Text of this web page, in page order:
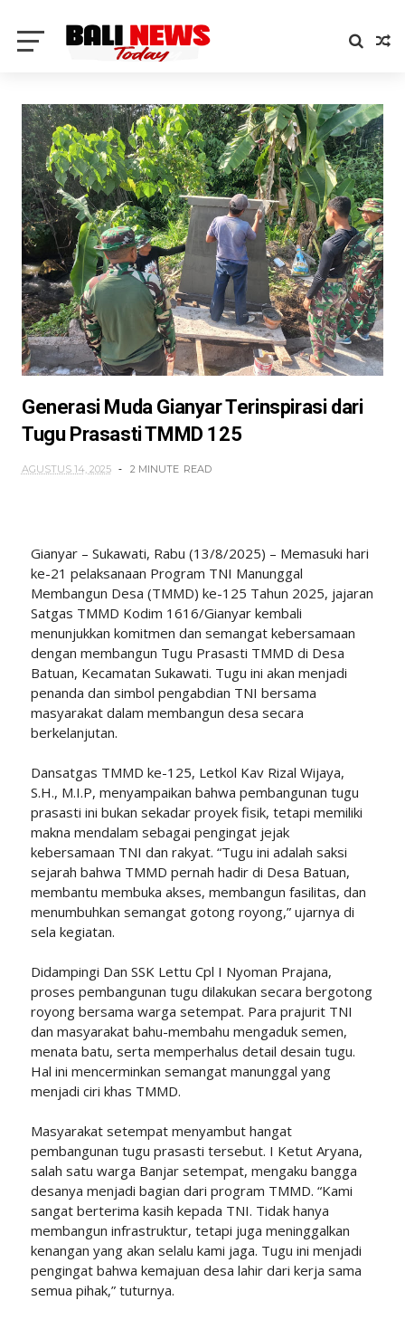
Generasi Muda Gianyar Terinspirasi dari
Tugu Prasasti TMMD 125
AGUSTUS 14, 2025 2 MINUTE READ
Gianyar – Sukawati, Rabu (13/8/2025) – Memasuki hari
ke-21 pelaksanaan Program TNI Manunggal
Membangun Desa (TMMD) ke-125 Tahun 2025, jajaran
Satgas TMMD Kodim 1616/Gianyar kembali
menunjukkan komitmen dan semangat kebersamaan
dengan membangun Tugu Prasasti TMMD di Desa
Batuan, Kecamatan Sukawati. Tugu ini akan menjadi
penanda dan simbol pengabdian TNI bersama
masyarakat dalam membangun desa secara
berkelanjutan.
Dansatgas TMMD ke-125, Letkol Kav Rizal Wijaya,
S.H., M.I.P, menyampaikan bahwa pembangunan tugu
prasasti ini bukan sekadar proyek fisik, tetapi memiliki
makna mendalam sebagai pengingat jejak
kebersamaan TNI dan rakyat. “Tugu ini adalah saksi
sejarah bahwa TMMD pernah hadir di Desa Batuan,
membantu membuka akses, membangun fasilitas, dan
menumbuhkan semangat gotong royong,” ujarnya di
sela kegiatan.
Didampingi Dan SSK Lettu Cpl I Nyoman Prajana,
proses pembangunan tugu dilakukan secara bergotong
royong bersama warga setempat. Para prajurit TNI
dan masyarakat bahu-membahu mengaduk semen,
menata batu, serta memperhalus detail desain tugu.
Hal ini mencerminkan semangat manunggal yang
menjadi ciri khas TMMD.
Masyarakat setempat menyambut hangat
pembangunan tugu prasasti tersebut. I Ketut Aryana,
salah satu warga Banjar setempat, mengaku bangga
desanya menjadi bagian dari program TMMD. “Kami
sangat berterima kasih kepada TNI. Tidak hanya
membangun infrastruktur, tetapi juga meninggalkan
kenangan yang akan selalu kami jaga. Tugu ini menjadi
pengingat bahwa kemajuan desa lahir dari kerja sama
semua pihak,” tuturnya.